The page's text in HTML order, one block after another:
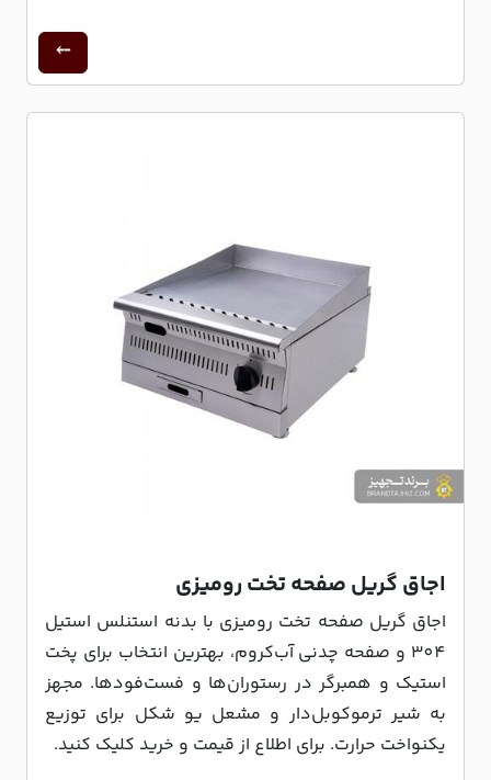
اجاق گریل صفحه تخت رومیزی
اجاق گریل صفحه تخت رومیزی با بدنه استنلس استیل
304 و صفحه چدنی آب‌کروم، بهترین انتخاب برای پخت
استیک و همبرگر در رستوران‌ها و فست‌فودها. مجهز
به شیر ترموکوبل‌دار و مشعل یو شکل برای توزیع
یکنواخت حرارت. برای اطلاع از قیمت و خرید کلیک کنید.